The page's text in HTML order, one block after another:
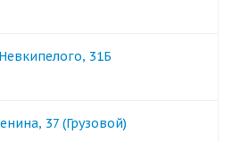
31Б
37 (Грузовой)